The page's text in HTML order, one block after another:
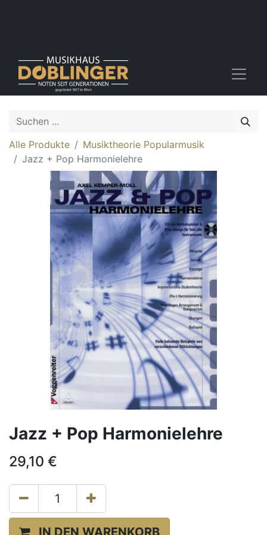
Alle Produkte
Musiktheorie Popularmusik
Jazz + Pop Harmonielehre
Jazz + Pop Harmonielehre
29,10 €
IN DEN WARENKORB